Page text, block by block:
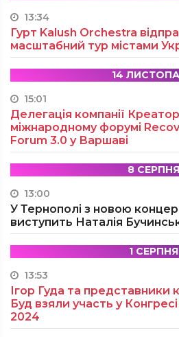
13:34
Гурт Kalush Orchestra
масштабний тур містами
14
15:01
Делегація компанії
міжнародному форумі
Forum 3.0 у Варшаві
8 СЕРПНЯ
13:00
У Тернополі з новою
виступить Наталія
1 СЕРПНЯ
13:53
Ігор Гуда та представники
Буд взяли участь у
2024